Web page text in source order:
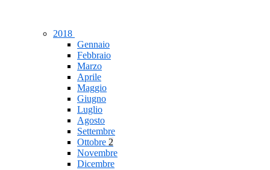
2018
Gennaio
Febbraio
Marzo
Aprile
Maggio
Giugno
Luglio
Agosto
Settembre
Ottobre 2
Novembre
Dicembre